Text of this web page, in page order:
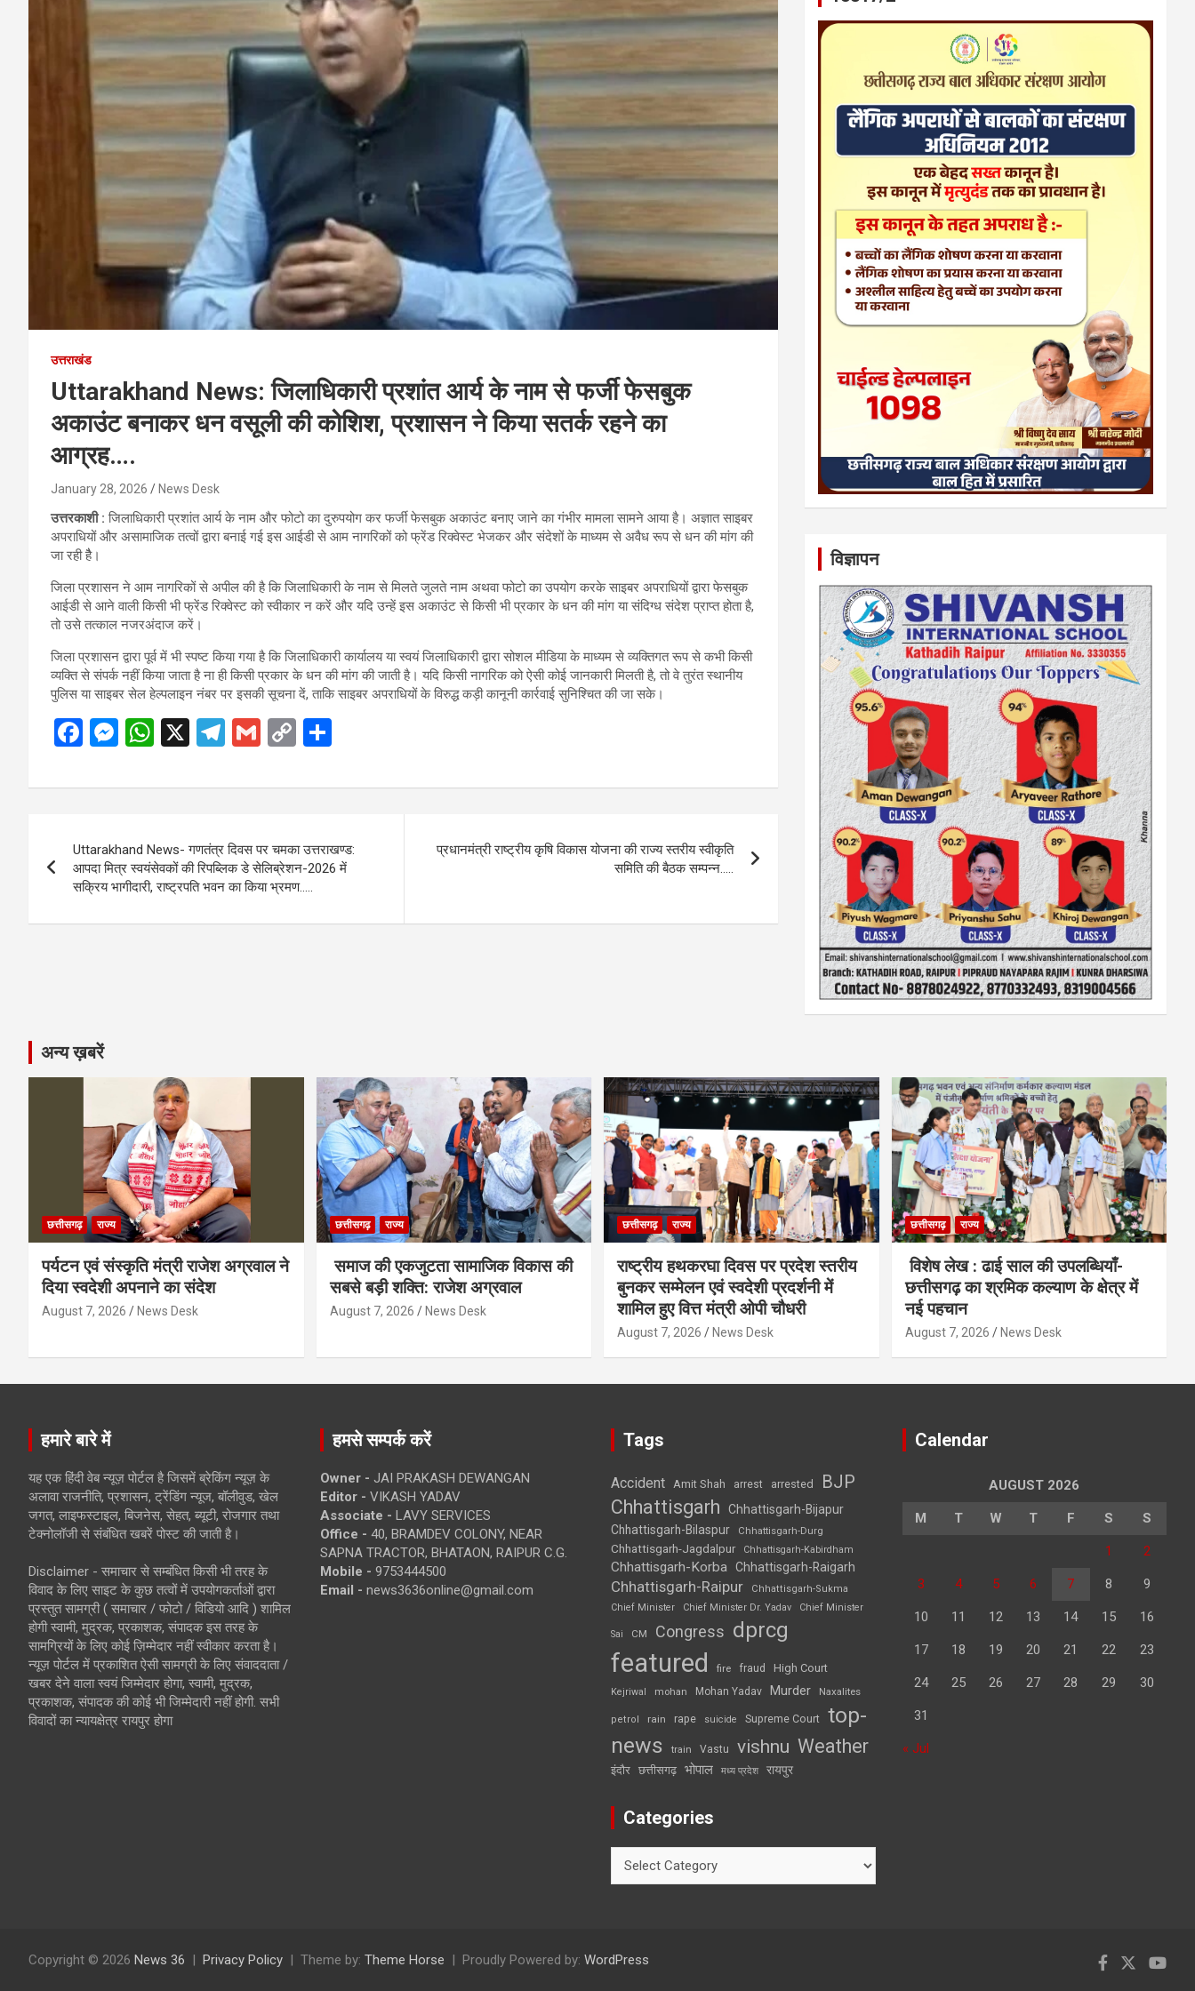
उत्तराखंड
Uttarakhand News: जिलाधिकारी प्रशांत आर्य के नाम से फर्जी फेसबुक
अकाउंट बनाकर धन वसूली की कोशिश, प्रशासन ने किया सतर्क रहने का
आग्रह….
January 28, 2026 News Desk
उत्तरकाशी : जिलाधिकारी प्रशांत आर्य के नाम और फोटो का दुरुपयोग कर फर्जी फेसबुक अकाउंट बनाए जाने का गंभीर मामला सामने आया है। अज्ञात साइबर
अपराधियों और असामाजिक तत्वों द्वारा बनाई गई इस आईडी से आम नागरिकों को फ्रेंड रिक्वेस्ट भेजकर और संदेशों के माध्यम से अवैध रूप से धन की मांग की
जा रही हैै।
जिला प्रशासन ने आम नागरिकों से अपील की है कि जिलाधिकारी के नाम से मिलते जुलते नाम अथवा फोटो का उपयोग करके साइबर अपराधियों द्वारा फेसबुक
आईडी से आने वाली किसी भी फ्रेंड रिक्वेस्ट को स्वीकार न करें और यदि उन्हें इस अकाउंट से किसी भी प्रकार के धन की मांग या संदिग्ध संदेश प्राप्त होता है,
तो उसे तत्काल नजरअंदाज करें।
जिला प्रशासन द्वारा पूर्व में भी स्पष्ट किया गया है कि जिलाधिकारी कार्यालय या स्वयं जिलाधिकारी द्वारा सोशल मीडिया के माध्यम से व्यक्तिगत रूप से कभी किसी
व्यक्ति से संपर्क नहीं किया जाता है ना ही किसी प्रकार के धन की मांग की जाती है। यदि किसी नागरिक को ऐसी कोई जानकारी मिलती है, तो वे तुरंत स्थानीय
पुलिस या साइबर सेल हेल्पलाइन नंबर पर इसकी सूचना दें, ताकि साइबर अपराधियों के विरुद्ध कड़ी कानूनी कार्रवाई सुनिश्चित की जा सके।
F
ce
o
o
k
M
se
g
er
W
at
A
p
p
X
T
e
a
m
G
ail
C
py
n
k
ar
navigation
Uttarakhand News- गणतंत्र दिवस पर चमका उत्तराखण्ड:
आपदा मित्र स्वयंसेवकों की रिपब्लिक डे सेलिब्रेशन-2026 में
सक्रिय भागीदारी, राष्ट्रपति भवन का किया भ्रमण…..
प्रधानमंत्री राष्ट्रीय कृषि विकास योजना की राज्य स्तरीय स्वीकृति
समिति की बैठक सम्पन्न…..
विज्ञापन
अन्य ख़बरें
छत्तीसगढ़ राज्य
पर्यटन एवं संस्कृति मंत्री राजेश अग्रवाल ने
दिया स्वदेशी अपनाने का संदेश
August 7, 2026 News Desk
छत्तीसगढ़ राज्य
समाज की एकजुटता सामाजिक विकास की
सबसे बड़ी शक्ति: राजेश अग्रवाल
August 7, 2026 News Desk
छत्तीसगढ़ राज्य
राष्ट्रीय हथकरघा दिवस पर प्रदेश स्तरीय
बुनकर सम्मेलन एवं स्वदेशी प्रदर्शनी में
शामिल हुए वित्त मंत्री ओपी चौधरी
August 7, 2026 News Desk
छत्तीसगढ़ राज्य
विशेष लेख : ढाई साल की उपलब्धियाँ-
छत्तीसगढ़ का श्रमिक कल्याण के क्षेत्र में
नई पहचान
August 7, 2026 News Desk
हमारे बारे में
यह एक हिंदी वेब न्यूज़ पोर्टल है जिसमें ब्रेकिंग न्यूज़ के
अलावा राजनीति, प्रशासन, ट्रेंडिंग न्यूज, बॉलीवुड, खेल
जगत, लाइफस्टाइल, बिजनेस, सेहत, ब्यूटी, रोजगार तथा
टेक्नोलॉजी से संबंधित खबरें पोस्ट की जाती है।
Disclaimer - समाचार से सम्बंधित किसी भी तरह के
विवाद के लिए साइट के कुछ तत्वों में उपयोगकर्ताओं द्वारा
प्रस्तुत सामग्री ( समाचार / फोटो / विडियो आदि ) शामिल
होगी स्वामी, मुद्रक, प्रकाशक, संपादक इस तरह के
सामग्रियों के लिए कोई ज़िम्मेदार नहीं स्वीकार करता है।
न्यूज़ पोर्टल में प्रकाशित ऐसी सामग्री के लिए संवाददाता /
खबर देने वाला स्वयं जिम्मेदार होगा, स्वामी, मुद्रक,
प्रकाशक, संपादक की कोई भी जिम्मेदारी नहीं होगी. सभी
विवादों का न्यायक्षेत्र रायपुर होगा
हमसे सम्पर्क करें
Owner - JAI PRAKASH DEWANGAN
Editor - VIKASH YADAV
Associate - LAVY SERVICES
Office - 40, BRAMDEV COLONY, NEAR
SAPNA TRACTOR, BHATAON, RAIPUR C.G.
Mobile - 9753444500
Email - news3636online@gmail.com
Tags
Accident Amit Shah arrest arrested BJP
Chhattisgarh
Chhattisgarh-Bijapur
Chhattisgarh-Bilaspur
Chhattisgarh-Durg
Chhattisgarh-Jagdalpur Chhattisgarh-Kabirdham
Chhattisgarh-Korba Chhattisgarh-Raigarh
Chhattisgarh-Raipur
Chhattisgarh-Sukma
Chief Minister
Chief Minister Dr. Yadav Chief Minister
Sai CM Congress dprcg
featured fire fraud High Court
Kejriwal mohan Mohan Yadav Murder Naxalites
petrol rain rape suicide Supreme Court top-
news
train Vastu vishnu Weather
इंदौर छत्तीसगढ़ भोपाल मध्य प्रदेश रायपुर
Categories
Calendar
AUGUST 2026
M T W T F S S
1 2
3 4 5 6 7 8 9
10 11 12 13 14 15 16
17 18 19 20 21 22 23
24 25 26 27 28 29 30
31
« Jul
Copyright © 2026 News 36 Privacy Policy Theme by: Theme Horse Proudly Powered by: WordPress